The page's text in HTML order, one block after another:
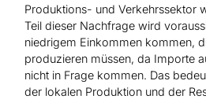
Produktions- und Verkehrssektor
Teil dieser Nachfrage wird
niedrigem Einkommen kommen,
produzieren müssen, da Importe
nicht in Frage kommen. Das
der lokalen Produktion und der